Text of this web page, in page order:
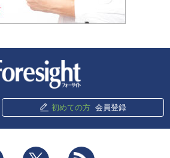
初めての方 会員登録
Facebook Twitter